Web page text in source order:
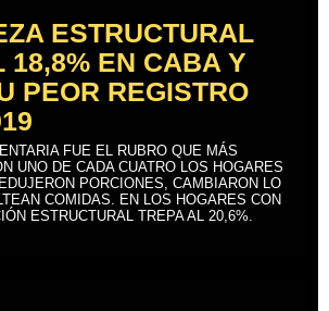
ESTRUCTURAL
18,8% EN CABA Y
PEOR REGISTRO
FUE EL RUBRO QUE MÁS
UNO DE CADA CUATRO LOS HOGARES
PORCIONES, CAMBIARON LO
COMIDAS. EN LOS HOGARES CON
ESTRUCTURAL TREPA AL 20,6%.